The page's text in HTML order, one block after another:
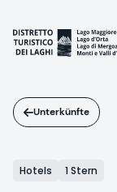
Inhalt
Unterkünfte
Hotels 1 Stern